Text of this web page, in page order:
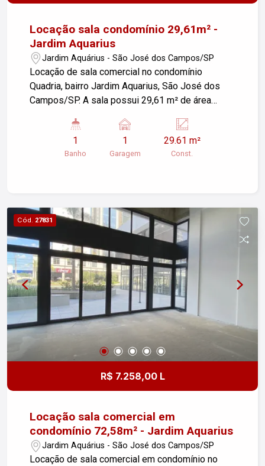
Locação sala condomínio 29,61m² -
Jardim Aquarius
Jardim Aquárius - São José dos Campos/SP
Locação de sala comercial no condomínio
Quadria, bairro Jardim Aquarius, São José dos
Campos/SP. A sala possui 29,61 m² de área
valet. Ideal para escritórios ou pequenos
negócios. Entre em contato para mais
informações e agendar uma visita.
1
Banho
1
Garagem
29.61 m²
Const.
Cód. 27831
R$ 7.258,00 L
Locação sala comercial em
condomínio 72,58m² - Jardim Aquarius
Jardim Aquárius - São José dos Campos/SP
Locação de sala comercial em condomínio no